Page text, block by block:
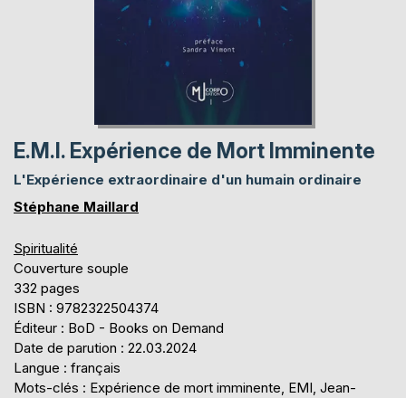
E.M.I. Expérience de Mort Imminente
L'Expérience extraordinaire d'un humain ordinaire
Stéphane Maillard
Spiritualité
Couverture souple
332 pages
ISBN : 9782322504374
Éditeur : BoD - Books on Demand
Date de parution : 22.03.2024
Langue : français
Mots-clés : Expérience de mort imminente, EMI, Jean-